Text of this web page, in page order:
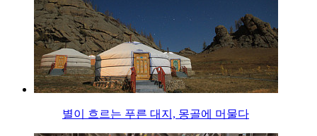
별이 흐르는 푸른 대지, 몽골에 머물다